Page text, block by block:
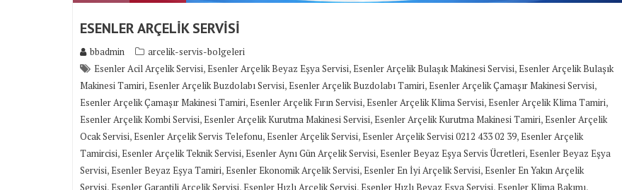
ESENLER ARÇELİK SERVİSİ
bbadmin
arcelik-servis-bolgeleri
Esenler Acil Arçelik Servisi,Esenler Arçelik Beyaz Eşya Servisi,Esenler Arçelik Bulaşık Makinesi Servisi,Esenler Arçelik Bulaşık
Makinesi Tamiri,Esenler Arçelik Buzdolabı Servisi,Esenler Arçelik Buzdolabı Tamiri,Esenler Arçelik Çamaşır Makinesi Servisi,
Esenler Arçelik Çamaşır Makinesi Tamiri,Esenler Arçelik Fırın Servisi,Esenler Arçelik Klima Servisi,Esenler Arçelik Klima Tamiri,
Esenler Arçelik Kombi Servisi,Esenler Arçelik Kurutma Makinesi Servisi,Esenler Arçelik Kurutma Makinesi Tamiri,Esenler Arçelik
Ocak Servisi,Esenler Arçelik Servis Telefonu,Esenler Arçelik Servisi,Esenler Arçelik Servisi 0212 433 02 39,Esenler Arçelik
Tamircisi,Esenler Arçelik Teknik Servisi,Esenler Aynı Gün Arçelik Servisi,Esenler Beyaz Eşya Servis Ücretleri,Esenler Beyaz Eşya
Servisi,Esenler Beyaz Eşya Tamiri,Esenler Ekonomik Arçelik Servisi,Esenler En İyi Arçelik Servisi,Esenler En Yakın Arçelik
, , , , ,